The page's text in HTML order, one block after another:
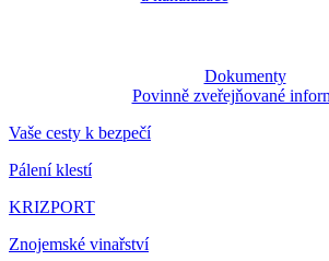
Dokumenty
Povinně zveřejňované
Vaše cesty k bezpečí
Pálení klestí
KRIZPORT
Znojemské vinařství